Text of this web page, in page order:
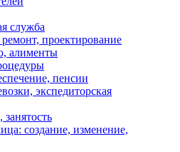
служба
проектирование
алименты
пенсии
экспедиторская
создание, изменение,